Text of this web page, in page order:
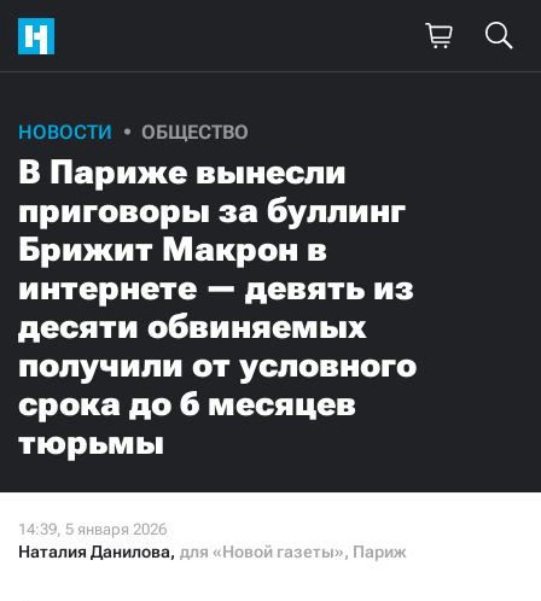
НОВОСТИ ОБЩЕСТВО
В Париже вынесли
приговоры за буллинг
Брижит Макрон в
интернете — девять из
десяти обвиняемых
получили от условного
срока до 6 месяцев
тюрьмы
Наталия Данилова, для «Новой газеты», Париж
Поддержите
нашу работу!
Ежемесячно Разово
3000 1000
500 300
СТАТЬ СОУЧАСТНИКОМ